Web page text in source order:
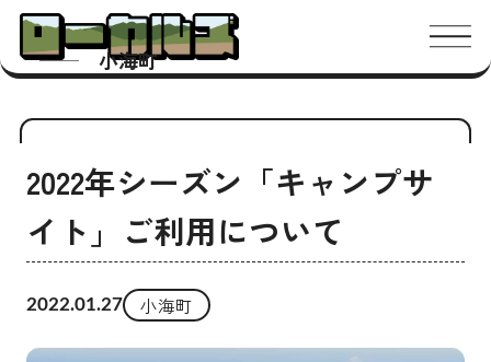
小海町 メ
2022年シーズン「キャンプサ
イト」ご利用について
2022.01.27 小海町